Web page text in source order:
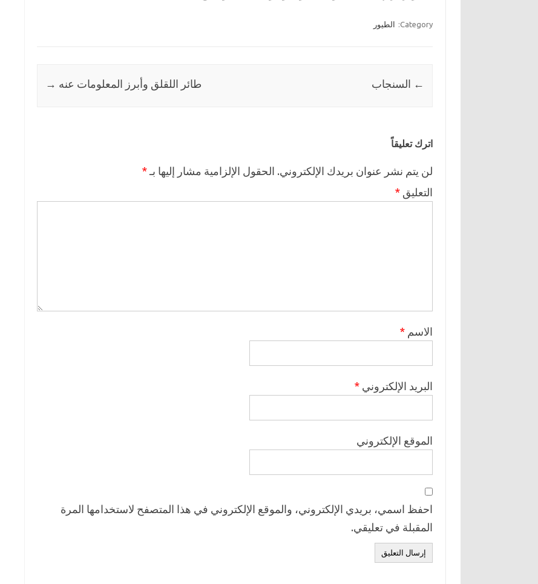
Category: الطيور
Post navigation
← السنجاب طائر اللقلق وأبرز المعلومات عنه →
اترك تعليقاً
لن يتم نشر عنوان بريدك الإلكتروني. الحقول الإلزامية مشار إليها بـ *
التعليق *
الاسم *
البريد الإلكتروني *
الموقع الإلكتروني
احفظ اسمي، بريدي الإلكتروني، والموقع الإلكتروني في هذا المتصفح لاستخدامها المرة
المقبلة في تعليقي.